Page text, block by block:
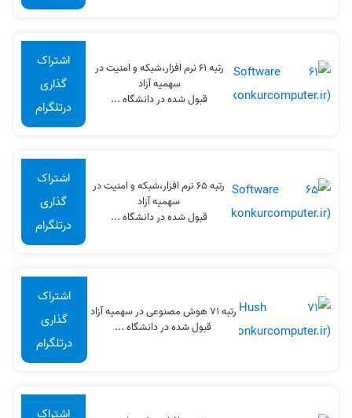
رتبه 61 نرم افزار،شبکه و امنیت در
سهميه آزاد
قبول شده در دانشگاه ...
اشتراک
گذاری
درتلگرام
رتبه 65 نرم افزار،شبکه و امنیت در
سهميه آزاد
قبول شده در دانشگاه ...
اشتراک
گذاری
درتلگرام
رتبه 71 هوش مصنوعی در سهميه آزاد
قبول شده در دانشگاه ...
اشتراک
گذاری
درتلگرام
اشتراک